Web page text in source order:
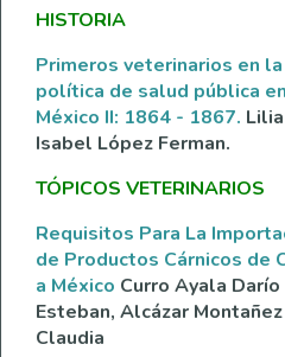
HISTORIA
Primeros veterinarios en la
política de salud pública en
México II: 1864 - 1867. Lilia
Isabel López Ferman.
TÓPICOS VETERINARIOS
Requisitos Para La
de Productos Cárnicos de
a México Curro Ayala Darío
Esteban, Alcázar Montañez
Claudia